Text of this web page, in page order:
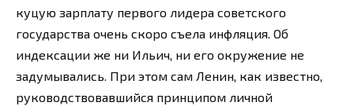
куцую зарплату первого лидера советского
государства очень скоро съела инфляция. Об
индексации же ни Ильич, ни его окружение не
задумывались. При этом сам Ленин, как известно,
руководствовавшийся принципом личной